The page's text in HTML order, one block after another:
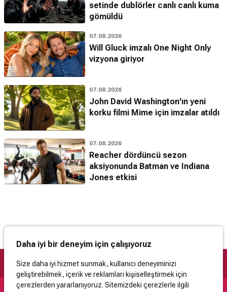
setinde dublörler canlı canlı kuma
gömüldü
07.08.2026
Will Gluck imzalı One Night Only
vizyona giriyor
07.08.2026
John David Washington'ın yeni
korku filmi Mime için imzalar atıldı
07.08.2026
Reacher dördüncü sezon
aksiyonunda Batman ve Indiana
Jones etkisi
Daha iyi bir deneyim için çalışıyoruz
Size daha iyi hizmet sunmak, kullanıcı deneyiminizi
geliştirebilmek, içerik ve reklamları kişiselleştirmek için
çerezlerden yararlanıyoruz. Sitemizdeki çerezlerle ilgili